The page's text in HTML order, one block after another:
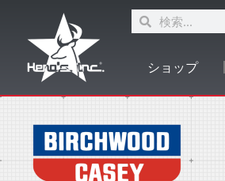
ショップ